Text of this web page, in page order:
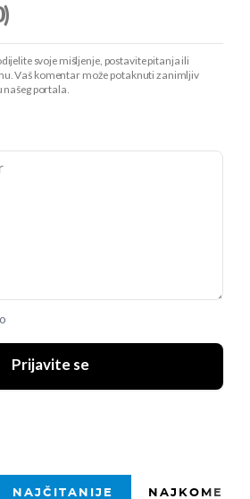
svoje mišljenje, postavite pitanja ili
Vaš komentar može potaknuti zanimljiv
našeg portala.
Prijavite se
NAJČITANIJE